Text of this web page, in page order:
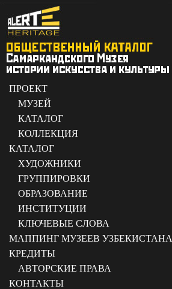
ПРОЕКТ
МУЗЕЙ
КАТАЛОГ
КОЛЛЕКЦИЯ
КАТАЛОГ
ХУДОЖНИКИ
ГРУППИРОВКИ
ОБРАЗОВАНИЕ
ИНСТИТУЦИИ
КЛЮЧЕВЫЕ СЛОВА
МАППИНГ МУЗЕЕВ УЗБЕКИСТАНА
КРЕДИТЫ
АВТОРСКИЕ ПРАВА
КОНТАКТЫ